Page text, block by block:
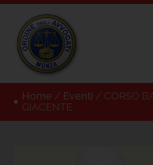
Home / Eventi / CORSO
GIACENTE